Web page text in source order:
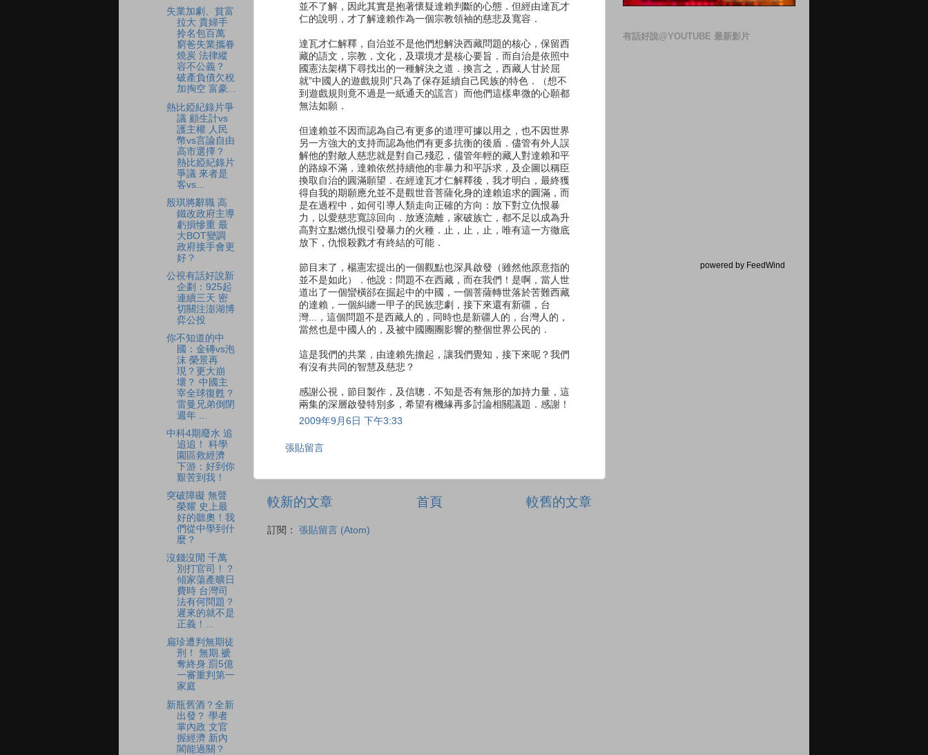
並不了解，因此其實是抱著懷疑達賴判斷的心態．但經由達瓦才
仁的說明，才了解達賴作為一個宗教領袖的慈悲及寬容．
達瓦才仁解釋，自治並不是他們想解決西藏問題的核心，保留西
藏的語文，宗教，文化，及環境才是核心要旨．而自治是依照中
國憲法架構下尋找出的一種解決之道．換言之，西藏人甘於屈
就”中國人的遊戲規則”只為了保存延續自己民族的特色．（想不
到遊戲規則竟不過是一紙通天的謊言）而他們這樣卑微的心願都
無法如願．
但達賴並不因而認為自己有更多的道理可據以用之，也不因世界
另一方強大的支持而認為他們有更多抗衡的後盾．儘管有外人誤
解他的對敵人慈悲就是對自己殘忍，儘管年輕的藏人對達賴和平
的路線不滿，達賴依然持續他的非暴力和平訴求，及企圖以稱臣
換取自治的圓滿願望．在經達瓦才仁解釋後，我才明白，最終獲
得自我的期願應允並不是觀世音菩薩化身的達賴追求的圓滿，而
是在過程中，如何引導人類走向正確的方向：放下對立仇恨暴
力，以愛慈悲寬諒回向．放逐流離，家破族亡，都不足以成為升
高對立點燃仇恨引發暴力的火種．止，止，止，唯有這一方徹底
放下，仇恨殺戮才有終結的可能．
節目末了，楊憲宏提出的一個觀點也深具啟發（雖然他原意指的
並不是如此）．他說：問題不在西藏，而在我們！是啊，當人世
道出了一個蠻橫郤在掘起中的中國，一個菩薩轉世落於苦難西藏
的達賴，一個糾纏一甲子的民族悲劇，接下來還有新疆，台
灣...，這個問題不是西藏人的，同時也是新疆人的，台灣人的，
當然也是中國人的，及被中國團團影響的整個世界公民的．
這是我們的共業，由達賴先擔起，讓我們覺知，接下來呢？我們
有沒有共同的智慧及慈悲？
感謝公視，節目製作，及信聰．不知是否有無形的加持力量，這
兩集的深層啟發特別多，希望有機緣再多討論相關議題．感謝！
2009年9月6日 下午3:33
張貼留言
較新的文章 較舊的文章
首頁
訂閱： 張貼留言 (Atom)
失業加劇、貧富
拉大 貴婦手
拎名包百萬
窮爸失業攜眷
燒炭 法律縱
容不公義？
破產負債欠稅
加掏空 富豪...
熱比婭紀錄片爭
議 顧生計vs
護主權 人民
幣vs言論自由
高市選擇？
熱比婭紀錄片
爭議 來者是
客vs...
殷琪將辭職 高
鐵改政府主導
虧損慘重 最
大BOT變調
政府接手會更
好？
公視有話好說新
企劃：925起
連續三天 密
切關注澎湖博
弈公投
你不知道的中
國：金磚vs泡
沫 榮景再
現？更大崩
壞？ 中國主
宰全球復甦？
雷曼兄弟倒閉
週年 ...
中科4期廢水 追
追追！ 科學
園區救經濟
下游：好到你
艱苦到我！
突破障礙 無聲
榮耀 史上最
好的聽奧！我
們從中學到什
麼？
沒錢沒閒 千萬
別打官司！？
傾家蕩產曠日
費時 台灣司
法有何問題？
遲來的就不是
正義！...
扁珍遭判無期徒
刑！ 無期.褫
奪終身.罰5億
一審重判第一
家庭
新瓶舊酒？全新
出發？ 學者
掌內政 文官
握經濟 新內
閣能過關？
有話好說@YOUTUBE 最新影片
powered by FeedWind